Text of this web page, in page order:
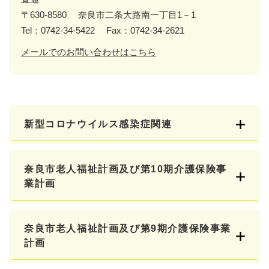
〒630-8580
奈良市二条大路南一丁目1－1
Tel：0742-34-5422
Fax：0742-34-2621
メールでのお問い合わせはこちら
新型コロナウイルス感染症関連
奈良市老人福祉計画及び第10期介護保険事
業計画
奈良市老人福祉計画及び第9期介護保険事業
計画